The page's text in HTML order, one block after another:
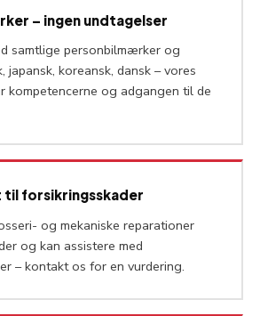
– ingen undtagelser
samtlige personbilmærker og
japansk, koreansk, dansk – vores
kompetencerne og adgangen til de
til forsikringsskader
og mekaniske reparationer
og kan assistere med
– kontakt os for en vurdering.